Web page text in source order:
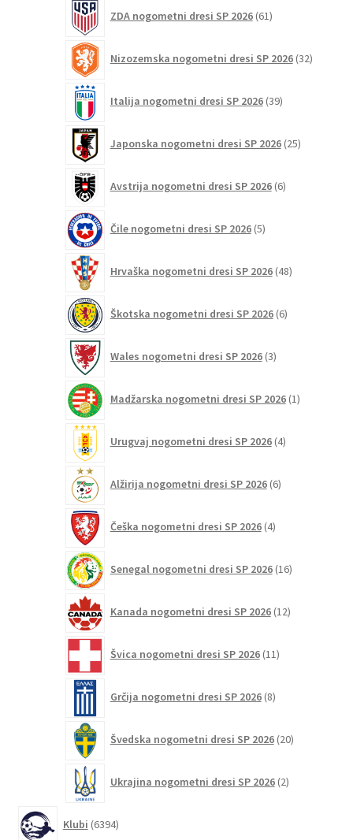
ZDA nogometni dresi SP 2026 61izdelkov
Nizozemska nogometni dresi SP 2026 32izdelkov
Italija nogometni dresi SP 2026 39izdelkov
Japonska nogometni dresi SP 2026 25izdelkov
Avstrija nogometni dresi SP 2026 6izdelkov
Čile nogometni dresi SP 2026 5izdelkov
Hrvaška nogometni dresi SP 2026 48izdelkov
Škotska nogometni dresi SP 2026 6izdelkov
Wales nogometni dresi SP 2026 3izdelki
Madžarska nogometni dresi SP 2026 1izdelek
Urugvaj nogometni dresi SP 2026 4izdelki
Alžirija nogometni dresi SP 2026 6izdelkov
Češka nogometni dresi SP 2026 4izdelki
Senegal nogometni dresi SP 2026 16izdelkov
Kanada nogometni dresi SP 2026 12izdelkov
Švica nogometni dresi SP 2026 11izdelkov
Grčija nogometni dresi SP 2026 8izdelkov
Švedska nogometni dresi SP 2026 20izdelkov
Ukrajina nogometni dresi SP 2026 2izdelka
Klubi 6394izdelkov